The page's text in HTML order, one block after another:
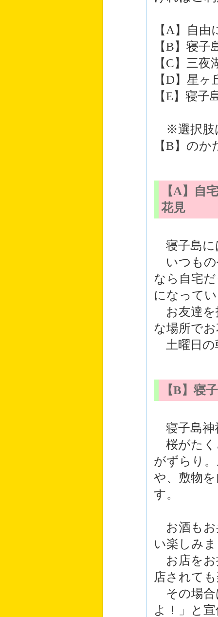
【A】自由
【B】寝
【C】三
【D】星
【E】寝
※選択肢
【B】の
【A】自
花見
寝子島に
いつもの
なら自宅
になって
お友達を
な場所で
土曜日の
【B】寝
寝子島神
桜がたく
がずらり
や、敷物
す。
お酒もお
い楽しみ
お店をお
店されて
その場合
よ！」と